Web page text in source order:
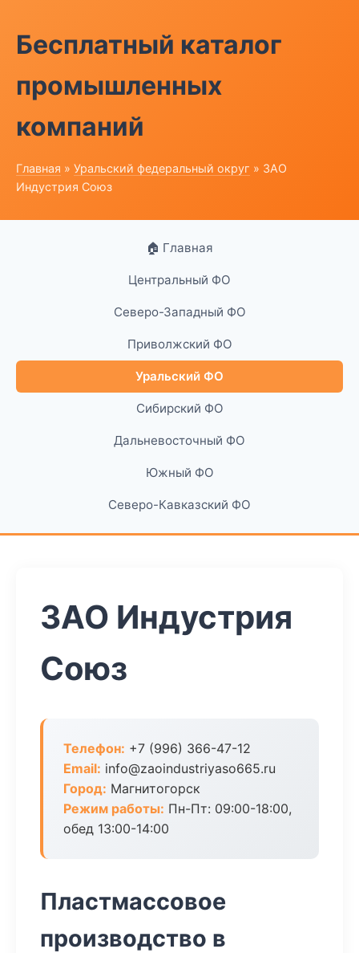
Бесплатный каталог
промышленных
компаний
Главная » Уральский федеральный округ » ЗАО
Индустрия Союз
🏠 Главная
Центральный ФО
Северо-Западный ФО
Приволжский ФО
Уральский ФО
Сибирский ФО
Дальневосточный ФО
Южный ФО
Северо-Кавказский ФО
ЗАО Индустрия
Союз
Телефон: +7 (996) 366-47-12
Email: info@zaoindustriyaso665.ru
Город: Магнитогорск
Режим работы: Пн-Пт: 09:00-18:00,
обед 13:00-14:00
Пластмассовое
производство в